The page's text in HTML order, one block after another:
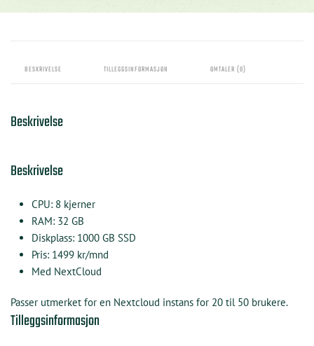
BESKRIVELSE TILLEGGSINFORMASJON OMTALER (0)
Beskrivelse
Beskrivelse
CPU: 8 kjerner
RAM: 32 GB
Diskplass: 1000 GB SSD
Pris: 1499 kr/mnd
Med NextCloud
Passer utmerket for en Nextcloud instans for 20 til 50 brukere.
Tilleggsinformasjon